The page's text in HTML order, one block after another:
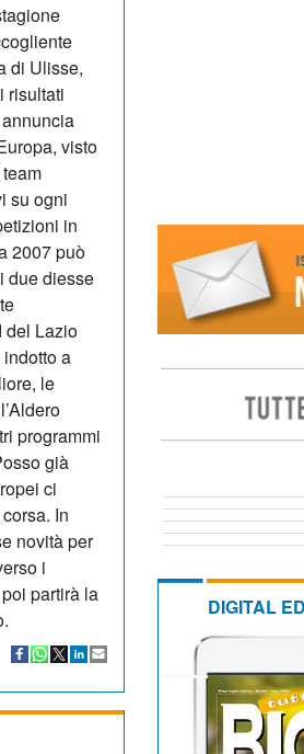
di Ulisse,
risultati
visto
su ogni
in
2007 può
due diesse
del Lazio
a
le
programmi
già
ci
In
novità per
i
partirà la
DIGITAL